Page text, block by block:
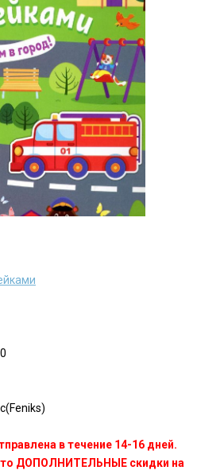
0
в течение 14-16 дней.
ДОПОЛНИТЕЛЬНЫЕ скидки на